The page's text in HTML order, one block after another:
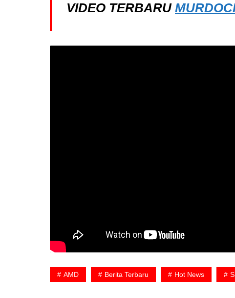
VIDEO TERBARU
AMD Berita Terbaru Hot News